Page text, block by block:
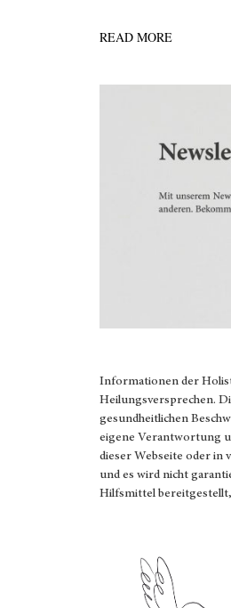
READ MORE
Informationen der
Heilungsversprechen.
gesundheitlichen
eigene Verantwortung
dieser Webseite oder in
und es wird nicht
Hilfsmittel